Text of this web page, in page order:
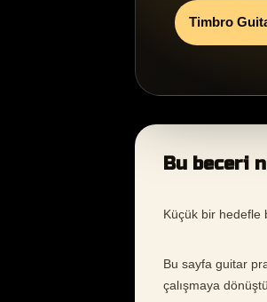
Timbro
Bu beceri
Küçük bir hedefle
Bu sayfa guitar
çalışmaya